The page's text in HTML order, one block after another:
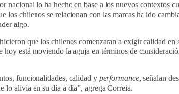
lo ha hecho en base a los nuevos contextos
chilenos se relacionan con las marcas ha ido
algo.
que los chilenos comenzaran a exigir calidad en
está moviendo la aguja en términos de
funcionalidades, calidad yperformance, señalan
lo alivia en su día a día”, agrega Correia.